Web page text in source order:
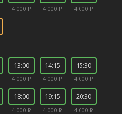
4 000 ₽ 4 000 ₽ 4 000 ₽
13:00
4 000 ₽
14:15
4 000 ₽
15:30
4 000 ₽
18:00
4 000 ₽
19:15
4 000 ₽
20:30
4 000 ₽